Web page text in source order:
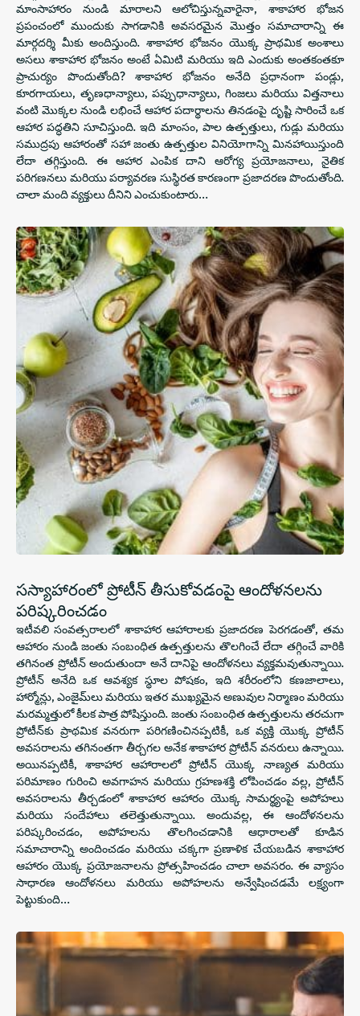
మాంసాహారం నుండి మారాలని ఆలోచిస్తున్నవారైనా, శాకాహార భోజన
ప్రపంచంలో ముందుకు సాగడానికి అవసరమైన మొత్తం సమాచారాన్ని ఈ
మార్గదర్శి మీకు అందిస్తుంది. శాకాహార భోజనం యొక్క ప్రాథమిక అంశాలు
అసలు శాకాహార భోజనం అంటే ఏమిటి మరియు ఇది ఎందుకు అంతకంతకూ
ప్రాచుర్యం పొందుతోంది? శాకాహార భోజనం అనేది ప్రధానంగా పండ్లు,
కూరగాయలు, తృణధాన్యాలు, పప్పుధాన్యాలు, గింజలు మరియు విత్తనాలు
వంటి మొక్కల నుండి లభించే ఆహార పదార్థాలను తినడంపై దృష్టి సారించే ఒక
ఆహార పద్ధతిని సూచిస్తుంది. ఇది మాంసం, పాల ఉత్పత్తులు, గుడ్లు మరియు
సముద్రపు ఆహారంతో సహా జంతు ఉత్పత్తుల వినియోగాన్ని మినహాయిస్తుంది
లేదా తగ్గిస్తుంది. ఈ ఆహార ఎంపిక దాని ఆరోగ్య ప్రయోజనాలు, నైతిక
పరిగణనలు మరియు పర్యావరణ సుస్థిరత కారణంగా ప్రజాదరణ పొందుతోంది.
చాలా మంది వ్యక్తులు దీనిని ఎంచుకుంటారు…
సస్యాహారంలో ప్రోటీన్ తీసుకోవడంపై ఆందోళనలను
పరిష్కరించడం
ఇటీవలి సంవత్సరాలలో శాకాహార ఆహారాలకు ప్రజాదరణ పెరగడంతో, తమ
ఆహారం నుండి జంతు సంబంధిత ఉత్పత్తులను తొలగించే లేదా తగ్గించే వారికి
తగినంత ప్రోటీన్ అందుతుందా అనే దానిపై ఆందోళనలు వ్యక్తమవుతున్నాయి.
ప్రోటీన్ అనేది ఒక ఆవశ్యక స్థూల పోషకం, ఇది శరీరంలోని కణజాలాలు,
హార్మోన్లు, ఎంజైమ్‌లు మరియు ఇతర ముఖ్యమైన అణువుల నిర్మాణం మరియు
మరమ్మత్తులో కీలక పాత్ర పోషిస్తుంది. జంతు సంబంధిత ఉత్పత్తులను తరచుగా
ప్రోటీన్‌కు ప్రాథమిక వనరుగా పరిగణించినప్పటికీ, ఒక వ్యక్తి యొక్క ప్రోటీన్
అవసరాలను తగినంతగా తీర్చగల అనేక శాకాహార ప్రోటీన్ వనరులు ఉన్నాయి.
అయినప్పటికీ, శాకాహార ఆహారాలలో ప్రోటీన్ యొక్క నాణ్యత మరియు
పరిమాణం గురించి అవగాహన మరియు గ్రహణశక్తి లోపించడం వల్ల, ప్రోటీన్
అవసరాలను తీర్చడంలో శాకాహార ఆహారం యొక్క సామర్థ్యంపై అపోహలు
మరియు సందేహాలు తలెత్తుతున్నాయి. అందువల్ల, ఈ ఆందోళనలను
పరిష్కరించడం, అపోహలను తొలగించడానికి ఆధారాలతో కూడిన
సమాచారాన్ని అందించడం మరియు చక్కగా ప్రణాళిక చేయబడిన శాకాహార
ఆహారం యొక్క ప్రయోజనాలను ప్రోత్సహించడం చాలా అవసరం. ఈ వ్యాసం
సాధారణ ఆందోళనలు మరియు అపోహలను అన్వేషించడమే లక్ష్యంగా
పెట్టుకుంది…